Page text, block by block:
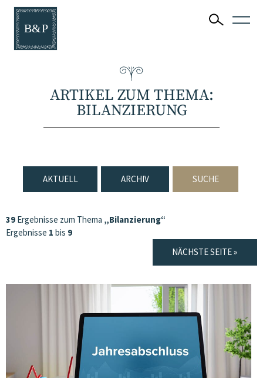
ARTIKEL ZUM THEMA:
BILANZIERUNG
AKTUELL ARCHIV SUCHE
39 Ergebnisse zum Thema „Bilanzierung“
Ergebnisse 1 bis 9
NÄCHSTE SEITE »